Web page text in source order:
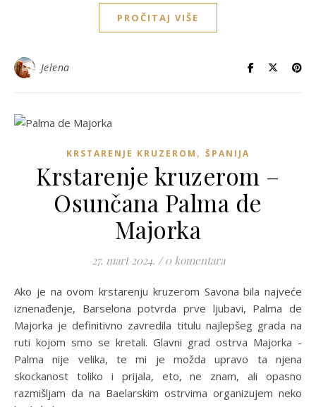
PROČITAJ VIŠE
Jelena
KRSTARENJE KRUZEROM , ŠPANIJA
Krstarenje kruzerom –
Osunčana Palma de
Majorka
27. mart 2024. / 0 komentara
Ako je na ovom krstarenju kruzerom Savona bila najveće
iznenađenje, Barselona potvrda prve ljubavi, Palma de
Majorka je definitivno zavredila titulu najlepšeg grada na
ruti kojom smo se kretali. Glavni grad ostrva Majorka -
Palma nije velika, te mi je možda upravo ta njena
skockanost toliko i prijala, eto, ne znam, ali opasno
razmišljam da na Baelarskim ostrvima organizujem neko